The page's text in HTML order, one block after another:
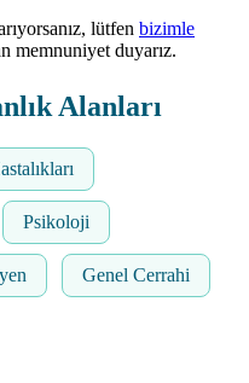
lütfen bizimle
memnuniyet duyarız.
Alanları
Psikoloji
Genel Cerrahi